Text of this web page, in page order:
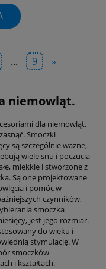
... 9 »
niemowląt.
dla niemowląt,
Smoczki
są szczególnie ważne,
wiele snu i poczucia
miękkie i stworzone z
Są one projektowane
i pomóc w
czynników,
smoczka
jest jego rozmiar.
do wieku i
stymulację. W
smoczków
i kształtach.